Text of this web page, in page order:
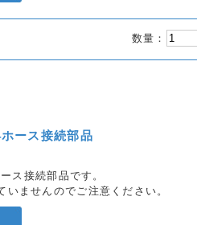
数量：
ース接続部品
ス接続部品です。
いませんのでご注意ください。